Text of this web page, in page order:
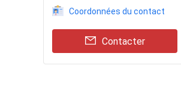
Coordonnées du contact
Contacter